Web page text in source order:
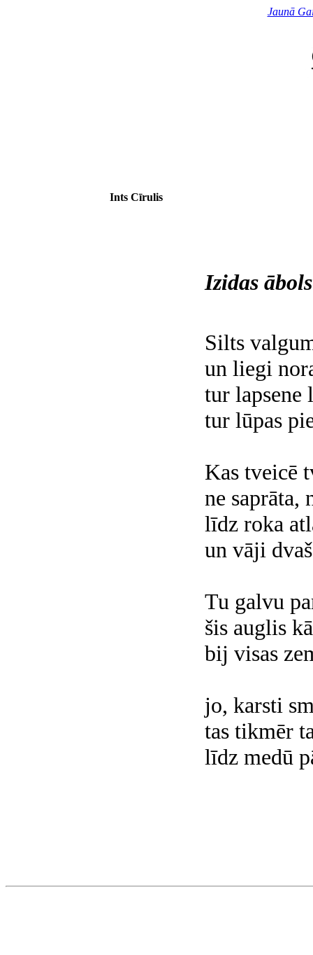
Jaunā
Ints Cīrulis
Izidas ābols
Silts
un liegi
tur lapsene
tur lūpas
Kas tveicē
ne saprāta,
līdz roka
un vāji
Tu galvu
šis auglis
bij visas
jo, karsti
tas tikmēr
līdz medū